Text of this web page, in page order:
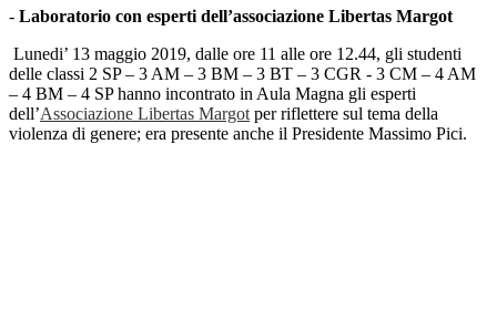
- Laboratorio con esperti dell’associazione Libertas Margot
Lunedi’ 13 maggio 2019, dalle ore 11 alle ore 12.44, gli studenti
delle classi 2 SP – 3 AM – 3 BM – 3 BT – 3 CGR - 3 CM – 4 AM
– 4 BM – 4 SP hanno incontrato in Aula Magna gli esperti
dell’Associazione Libertas Margot per riflettere sul tema della
violenza di genere; era presente anche il Presidente Massimo Pici.